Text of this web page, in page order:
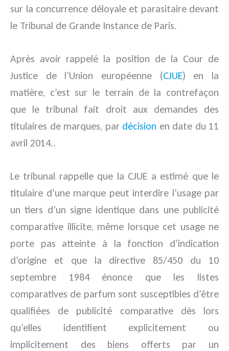
sur la concurrence déloyale et parasitaire devant
le Tribunal de Grande Instance de Paris.
Après avoir rappelé la position de la Cour de
Justice de l’Union européenne (CJUE) en la
matière, c’est sur le terrain de la contrefaçon
que le tribunal fait droit aux demandes des
titulaires de marques, par décision en date du 11
avril 2014..
Le tribunal rappelle que la CJUE a estimé que le
titulaire d’une marque peut interdire l’usage par
un tiers d’un signe identique dans une publicité
comparative illicite, même lorsque cet usage ne
porte pas atteinte à la fonction d’indication
d’origine et que la directive 85/450 du 10
septembre 1984 énonce que les listes
comparatives de parfum sont susceptibles d’être
qualifiées de publicité comparative dès lors
qu’elles identifient explicitement ou
implicitement des biens offerts par un